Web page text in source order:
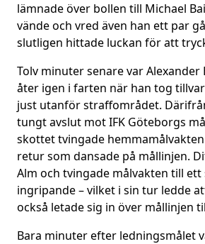
lämnade över bollen till Michael
vände och vred även han ett par
slutligen hittade luckan för att
Tolv minuter senare var Alexander
åter igen i farten när han tog
just utanför straffområdet.
tungt avslut mot IFK Göteborgs
skottet tvingade
retur som dansade på mållinjen.
Alm och tvingade målvakten till ett
ingripande – vilket i sin tur ledde
också letade sig in över mållinjen
Bara minuter efter ledningsmålet